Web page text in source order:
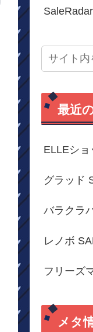
SaleRadar
最近
ELLEシ
グラッド
バラクラ
レノボ
フリーズ
メタ